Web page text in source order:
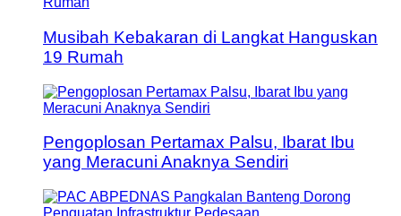
Musibah Kebakaran di Langkat Hanguskan
19 Rumah
Pengoplosan Pertamax Palsu, Ibarat Ibu
yang Meracuni Anaknya Sendiri